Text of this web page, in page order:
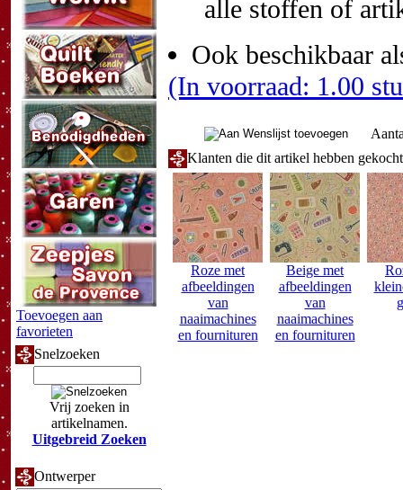
Toevoegen aan
favorieten
Snelzoeken
Vrij zoeken in
artikelnamen.
Uitgebreid Zoeken
Ontwerper
alle stoffen of
Ook beschikbaar
(In voorraad: 1.00
Klanten die dit artikel hebben
Roze met
afbeeldingen
van
naaimachines
en fournituren
Beige met
afbeeldingen
van
naaimachines
en fournituren